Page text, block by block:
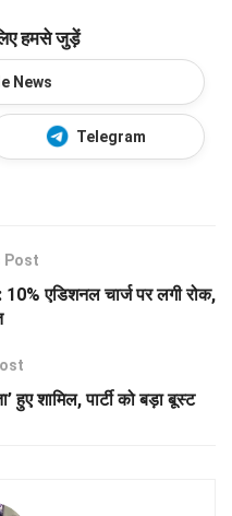
हमसे जुड़ें
News
Telegram
Post
एडिशनल चार्ज पर लगी रोक,
शामिल, पार्टी को बड़ा बूस्ट